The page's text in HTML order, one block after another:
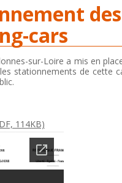
des
cars
sur-Loire a mis en
stationnements de cette
114KB)